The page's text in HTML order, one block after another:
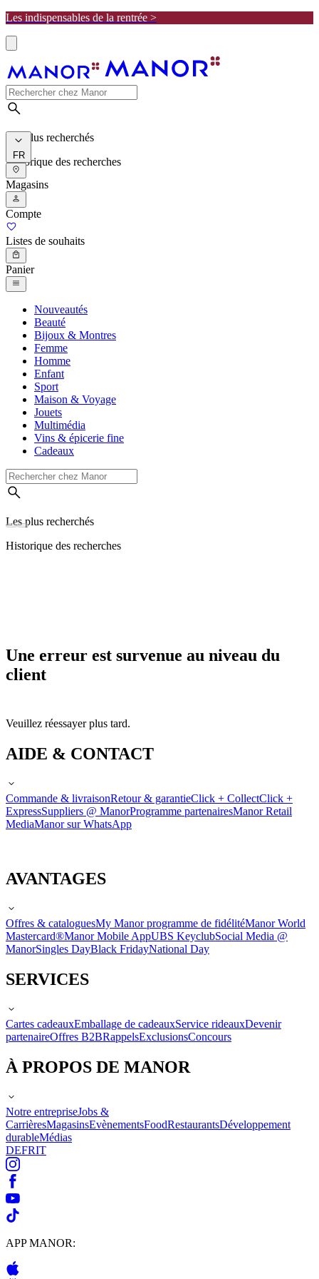
Les indispensables de la rentrée >
Les plus recherchés
Historique des recherches
FR
Magasins
Compte
Listes de souhaits
Panier
Nouveautés
Beauté
Bijoux & Montres
Femme
Homme
Enfant
Sport
Maison & Voyage
Jouets
Multimédia
Vins & épicerie fine
Cadeaux
Les plus recherchés
Historique des recherches
Une erreur est survenue au niveau du
client
Veuillez réessayer plus tard.
AIDE & CONTACT
Commande & livraisonRetour & garantieClick + CollectClick +
ExpressSuppliers @ ManorProgramme partenairesManor Retail
MediaManor sur WhatsApp
AVANTAGES
Offres & cataloguesMy Manor programme de fidélitéManor World
Mastercard®Manor Mobile AppUBS KeyclubSocial Media @
ManorSingles DayBlack FridayNational Day
SERVICES
Cartes cadeauxEmballage de cadeauxService rideauxDevenir
partenaireOffres B2BRappelsExclusionsConcours
À PROPOS DE MANOR
Notre entrepriseJobs &
CarrièresMagasinsEvènementsFoodRestaurantsDéveloppement
durableMédias
DEFRIT
APP MANOR: